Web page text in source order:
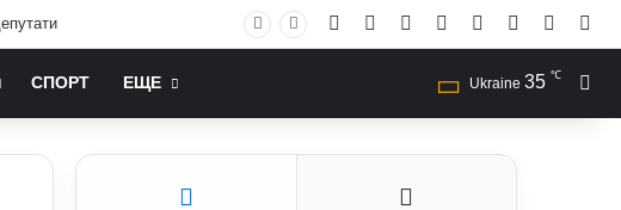
Facebook YouTubeInstagram
RSS Log In
СПОРТ ЕЩЕ Ukraine 35 ℃